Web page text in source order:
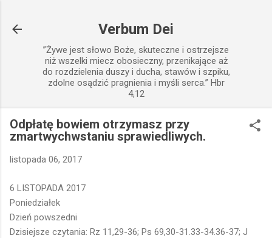
Verbum Dei
”Żywe jest słowo Boże, skuteczne i ostrzejsze
niż wszelki miecz obosieczny, przenikające aż
do rozdzielenia duszy i ducha, stawów i szpiku,
zdolne osądzić pragnienia i myśli serca.” Hbr
4,12
Odpłatę bowiem otrzymasz przy
zmartwychwstaniu sprawiedliwych.
listopada 06, 2017
6 LISTOPADA 2017
Poniedziałek
Dzień powszedni
Dzisiejsze czytania: Rz 11,29-36; Ps 69,30-31.33-34.36-37; J